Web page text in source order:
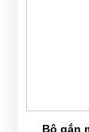
Bộ gắn